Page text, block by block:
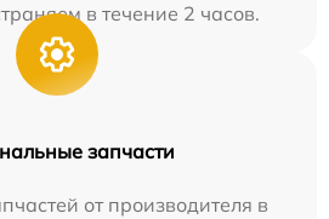
в течение 2 часов.
запчасти
от производителя в